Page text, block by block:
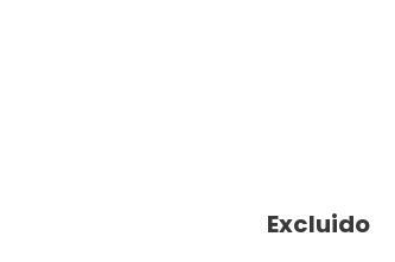
Excluido